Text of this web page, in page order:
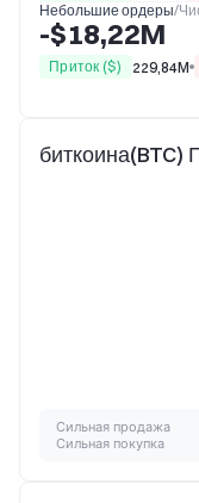
Небольшие ордеры/
-$18,22M
Приток ($) 229,84M
биткоина(BTC)
Сильная продажа
Сильная покупка